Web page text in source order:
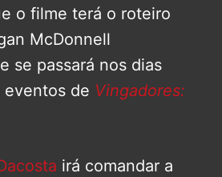
o filme terá o roteiro
McDonnell
se passará nos dias
eventos de Vingadores:
irá comandar a